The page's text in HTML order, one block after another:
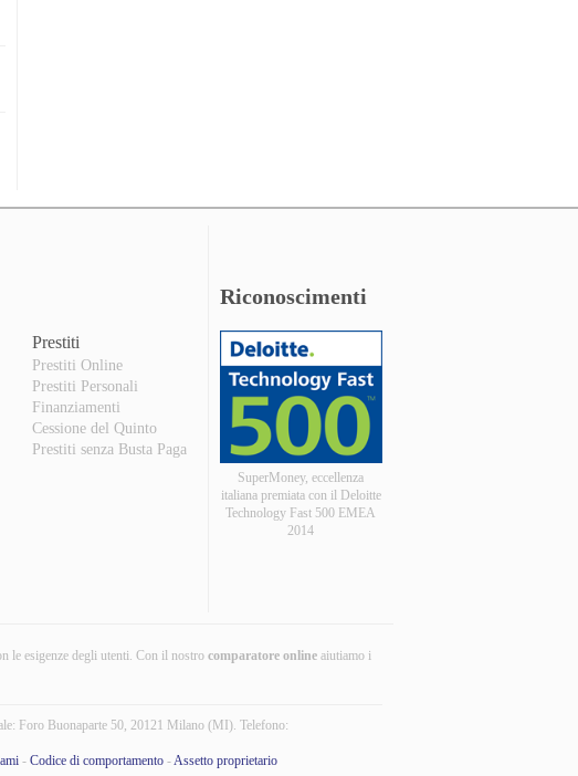
Prestiti
Prestiti Online
Prestiti Personali
Finanziamenti
Cessione del Quinto
Prestiti senza Busta Paga
Riconoscimenti
SuperMoney, eccellenza
italiana premiata con il Deloitte
Technology Fast 500 EMEA
2014
le esigenze degli utenti. Con il nostro comparatore online aiutiamo i
Foro Buonaparte 50, 20121 Milano (MI). Telefono:
- Codice di comportamento -Assetto proprietario